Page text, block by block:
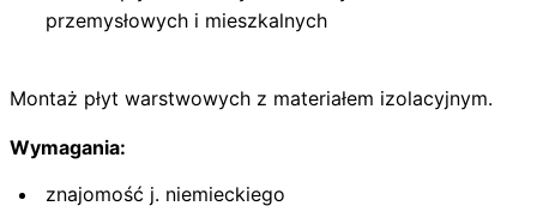
przemysłowych i mieszkalnych
Montaż płyt warstwowych z materiałem izolacyjnym.
Wymagania:
znajomość j. niemieckiego